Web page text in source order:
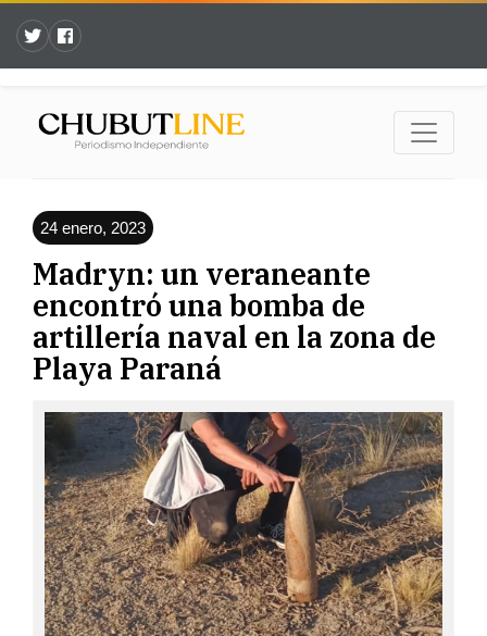
24 enero, 2023
Madryn: un veraneante
encontró una bomba de
artillería naval en la zona de
Playa Paraná